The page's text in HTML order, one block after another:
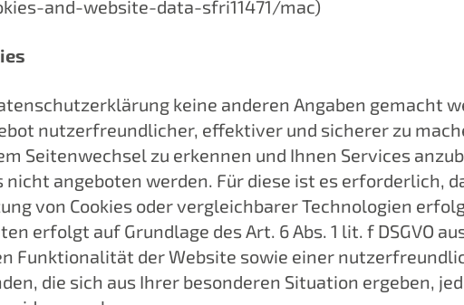
and-website-data-sfri11471/mac)
keine anderen Angaben gemacht
nutzerfreundlicher, effektiver und sicherer zu
Seitenwechsel zu erkennen und Ihnen Services
nicht angeboten werden. Für diese ist es erforderlich,
von Cookies oder vergleichbarer Technologien
erfolgt auf Grundlage des Art. 6 Abs. 1 lit. f DSGVO
Funktionalität der Website sowie einer
die sich aus Ihrer besonderen Situation ergeben,